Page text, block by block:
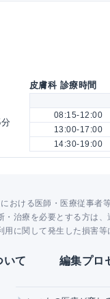
皮膚科 診療時間
08:15-12:00
13:00-17:00
14:30-19:00
おける医師・医療従事者
・治療を必要とする方は、
用に関して発生した損害
いて 編集プロ